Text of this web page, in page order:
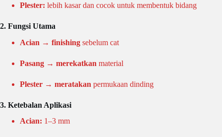
Plester: lebih kasar dan cocok untuk membentuk bidang
2. Fungsi Utama
Acian → finishing sebelum cat
Pasang → merekatkan material
Plester → meratakan permukaan dinding
3. Ketebalan Aplikasi
Acian: 1–3 mm